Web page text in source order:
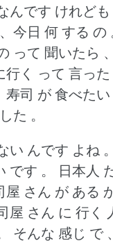
んです けれども
今日 何 する の
って 聞いたら
く って 言った
寿司 が 食べた
た 。
い んです よね 。
す 。
日本人
屋 さん が ある
屋 さん に 行く
そんな 感じ で